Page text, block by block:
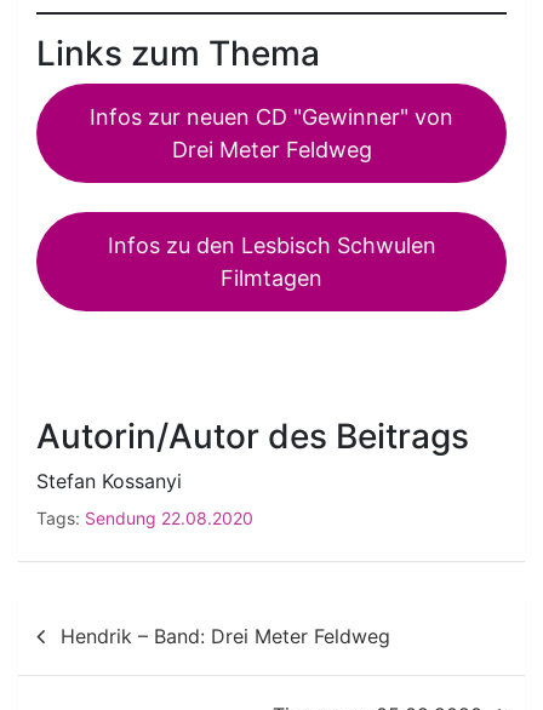
Links zum Thema
Infos zur neuen CD "Gewinner" von
Drei Meter Feldweg
Infos zu den Lesbisch Schwulen
Filmtagen
Autorin/Autor des Beitrags
Stefan Kossanyi
Tags: Sendung 22.08.2020
Beitragsnavigation
Hendrik – Band: Drei Meter Feldweg